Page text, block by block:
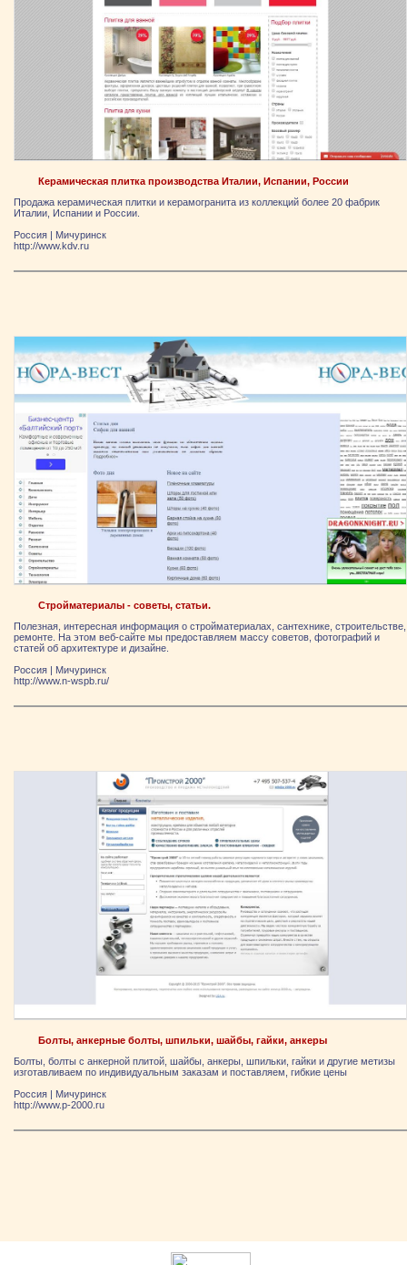
Керамическая плитка производства Италии, Испании, России
Продажа керамическая плитки и керамогранита из коллекций более 20 фабрик
Италии, Испании и России.
Россия | Мичуринск
http://www.kdv.ru
Стройматериалы - советы, статьи.
Полезная, интересная информация о стройматериалах, сантехнике, строительстве,
ремонте. На этом веб-сайте мы предоставляем массу советов, фотографий и
статей об архитектуре и дизайне.
Россия | Мичуринск
http://www.n-wspb.ru/
Болты, анкерные болты, шпильки, шайбы, гайки, анкеры
Болты, болты с анкерной плитой, шайбы, анкеры, шпильки, гайки и другие метизы
изготавливаем по индивидуальным заказам и поставляем, гибкие цены
Россия | Мичуринск
http://www.p-2000.ru